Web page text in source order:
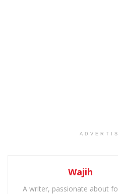
Wajih
A writer, passionate about